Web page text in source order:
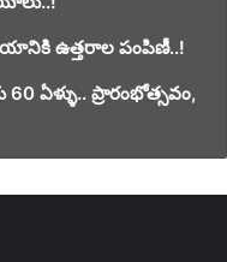
ఉత్తరాల పంపిణీ..!
ఏళ్ళు.. ప్రారంభోత్సవం,